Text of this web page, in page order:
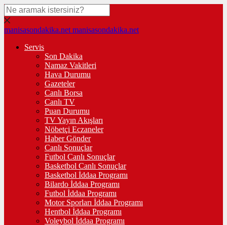
manisasondakika.net manisasondakika.net
Servis
Son Dakika
Namaz Vakitleri
Hava Durumu
Gazeteler
Canlı Borsa
Canlı TV
Puan Durumu
TV Yayın Akışları
Nöbetçi Eczaneler
Haber Gönder
Canlı Sonuçlar
Futbol Canlı Sonuçlar
Basketbol Canlı Sonuçlar
Basketbol İddaa Programı
Bilardo İddaa Programı
Futbol İddaa Programı
Motor Sporları İddaa Programı
Hentbol İddaa Programı
Voleybol İddaa Programı